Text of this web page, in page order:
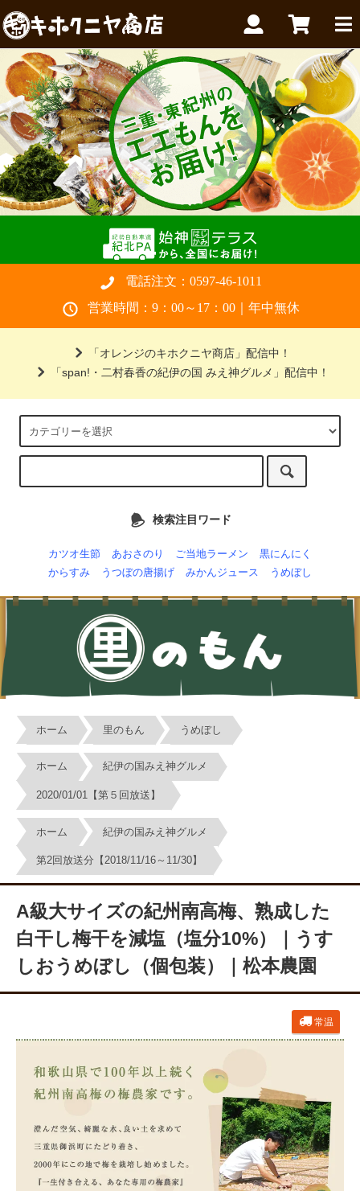
電話注文： 0597-46-1011
営業時間：9：00～17：00｜年中無休
「オレンジのキホクニヤ商店」配信中！
「span!・二村春香の紀伊の国 みえ神グルメ」配信中！
検索注目ワード
カツオ生節 あおさのり ご当地ラーメン
黒にんにく
からすみ
うつぼの唐揚げ みかんジュース うめぼし
ホーム 里のもん うめぼし
ホーム 紀伊の国みえ神グルメ
2020/01/01【第５回放送】
ホーム 紀伊の国みえ神グルメ
第2回放送分【2018/11/16～11/30】
A級大サイズの紀州南高梅、熟成した
白干し梅干を減塩（塩分10%）｜うす
しおうめぼし（個包装）｜松本農園
常温